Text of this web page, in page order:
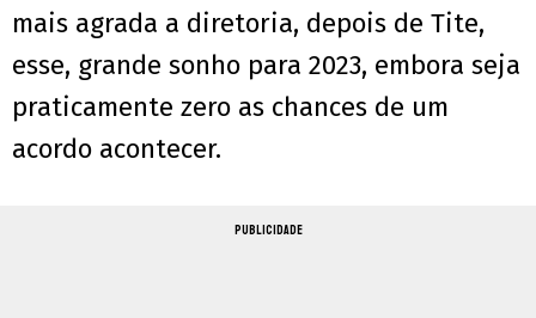
mais agrada a diretoria, depois de Tite,
esse, grande sonho para 2023, embora seja
praticamente zero as chances de um
acordo acontecer.
PUBLICIDADE